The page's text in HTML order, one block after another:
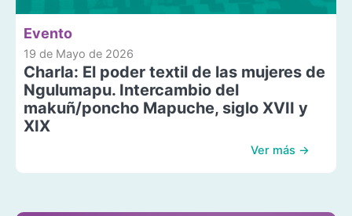
Evento
19 de Mayo de 2026
Charla: El poder textil de las mujeres de
Ngulumapu. Intercambio del
makuñ/poncho Mapuche, siglo XVII y
XIX
Ver más →